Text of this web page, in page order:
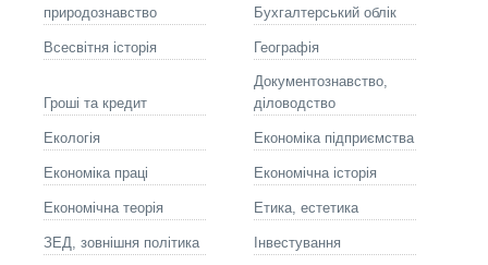
природознавство
Бухгалтерський облік
Всесвітня історія Географія
Гроші та кредит
Документознавство,
діловодство
Екологія Економіка підприємства
Економіка праці Економічна історія
Економічна теорія Етика, естетика
ЗЕД, зовнішня політика Інвестування